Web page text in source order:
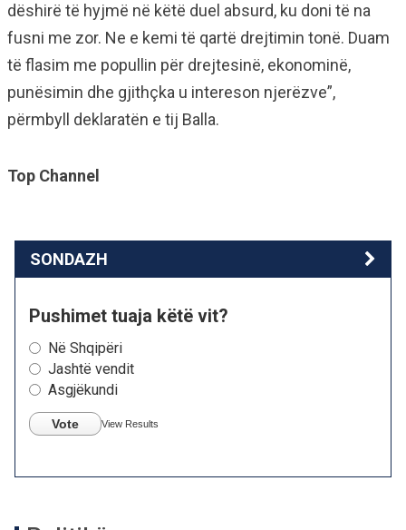
dëshirë të hyjmë në këtë duel absurd, ku doni të na
fusni me zor. Ne e kemi të qartë drejtimin tonë. Duam
të flasim me popullin për drejtesinë, ekonominë,
punësimin dhe gjithçka u intereson njerëzve”,
përmbyll deklaratën e tij Balla.
Top Channel
SONDAZH
Pushimet tuaja këtë vit?
Në Shqipëri
Jashtë vendit
Asgjëkundi
Vote View Results